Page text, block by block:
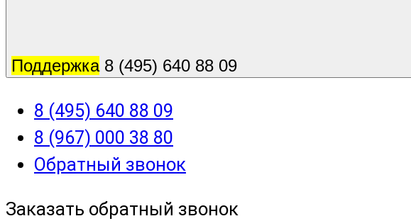
Поддержка8 (495) 640 88 09
8 (495) 640 88 09
8 (967) 000 38 80
Обратный звонок
Заказать обратный звонок